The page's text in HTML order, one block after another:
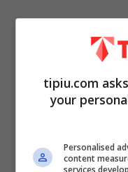
tipiu.com
your
Personalised
content
services